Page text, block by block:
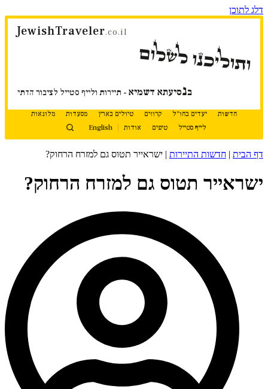
דלג לתוכן
JewishTraveler.co.il
ותוליכנו לשלום
בנסיעתא דשמיא - תיירות ולייף סטייל לציבור הדתי
חדשות יעדים בחו"ל קרוזים טיולים בארץ מסעדות
מלונאות
לייף סטייל
טיפים אודות English
דף הבית | חדשות התיירות | ישראייר תטוס גם למזרח הרחוק?
ישראייר תטוס גם למזרח הרחוק?